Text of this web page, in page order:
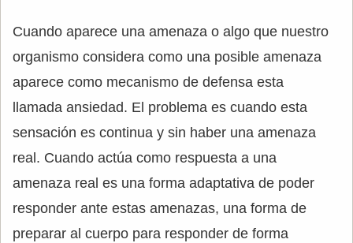
Cuando aparece una amenaza o algo que nuestro
organismo considera como una posible amenaza
aparece como mecanismo de defensa esta
llamada ansiedad. El problema es cuando esta
sensación es continua y sin haber una amenaza
real. Cuando actúa como respuesta a una
amenaza real es una forma adaptativa de poder
responder ante estas amenazas, una forma de
preparar al cuerpo para responder de forma